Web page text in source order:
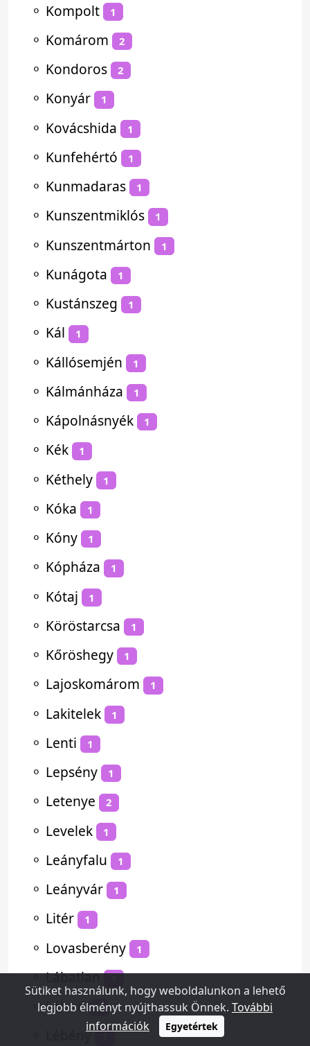
⚬ Kompolt 1
⚬ Komárom 2
⚬ Kondoros 2
⚬ Konyár 1
⚬ Kovácshida 1
⚬ Kunfehértó 1
⚬ Kunmadaras 1
⚬ Kunszentmiklós 1
⚬ Kunszentmárton 1
⚬ Kunágota 1
⚬ Kustánszeg 1
⚬ Kál 1
⚬ Kállósemjén 1
⚬ Kálmánháza 1
⚬ Kápolnásnyék 1
⚬ Kék 1
⚬ Kéthely 1
⚬ Kóka 1
⚬ Kóny 1
⚬ Kópháza 1
⚬ Kótaj 1
⚬ Köröstarcsa 1
⚬ Kőröshegy 1
⚬ Lajoskomárom 1
⚬ Lakitelek 1
⚬ Lenti 1
⚬ Lepsény 1
⚬ Letenye 2
⚬ Levelek 1
⚬ Leányfalu 1
⚬ Leányvár 1
⚬ Litér 1
⚬ Lovasberény 1
⚬Lábatlan 1
⚬Lábod 1
Lébény
Sütiket használunk, hogy weboldalunkon a lehető
legjobb élményt nyújthassuk Önnek. További
információk
Egyetértek